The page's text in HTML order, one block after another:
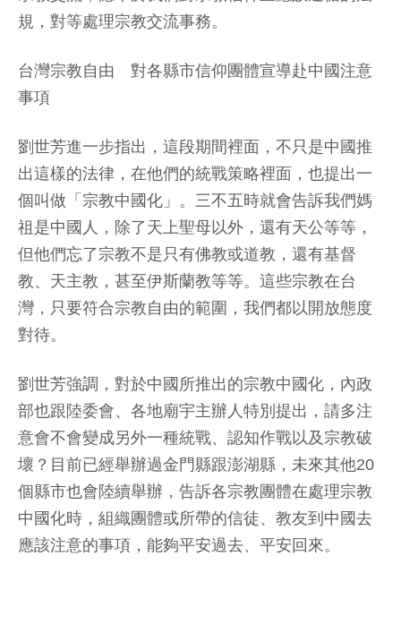
規，對等處理宗教交流事務。
台灣宗教自由 對各縣市信仰團體宣導赴中國注意
事項
劉世芳進一步指出，這段期間裡面，不只是中國推
出這樣的法律，在他們的統戰策略裡面，也提出一
個叫做「宗教中國化」。三不五時就會告訴我們媽
祖是中國人，除了天上聖母以外，還有天公等等，
但他們忘了宗教不是只有佛教或道教，還有基督
教、天主教，甚至伊斯蘭教等等。這些宗教在台
灣，只要符合宗教自由的範圍，我們都以開放態度
對待。
劉世芳強調，對於中國所推出的宗教中國化，內政
部也跟陸委會、各地廟宇主辦人特別提出，請多注
意會不會變成另外一種統戰、認知作戰以及宗教破
壞？目前已經舉辦過金門縣跟澎湖縣，未來其他20
個縣市也會陸續舉辦，告訴各宗教團體在處理宗教
中國化時，組織團體或所帶的信徒、教友到中國去
應該注意的事項，能夠平安過去、平安回來。